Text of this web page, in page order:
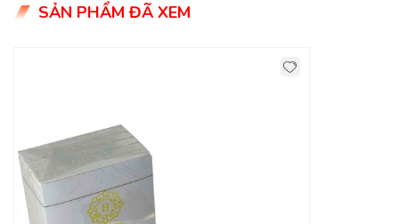
SẢN PHẨM ĐÃ XEM